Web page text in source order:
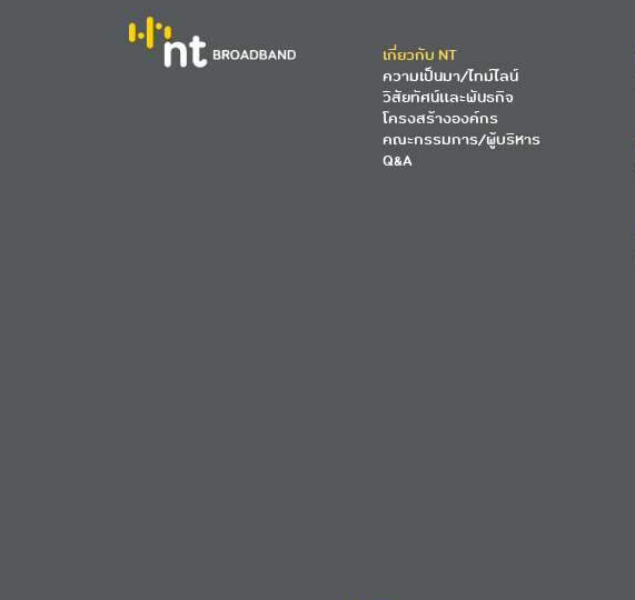
เกี่ยวกับ NT
ความเป็นมา/ไทม์ไลน์
วิสัยทัศน์และพันธกิจ
โครงสร้างองค์กร
คณะกรรมการ/ผู้บริหาร
Q&A